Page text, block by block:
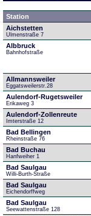
Station
Aichstetten
Ulmenstraße 7
Albbruck
Bahnhofstraße
Allmannsweiler
Eggatsweilerstr.28
Aulendorf-Rugetsweiler
Erikaweg 3
Aulendorf-Zollenreute
Imterstraße 12
Bad Bellingen
Rheinstraße 76
Bad Buchau
Hanfweiher 1
Bad Saulgau
Willi-Burth-Straße
Bad Saulgau
Eichendorffweg
Bad Saulgau
Seewattenstraße 128